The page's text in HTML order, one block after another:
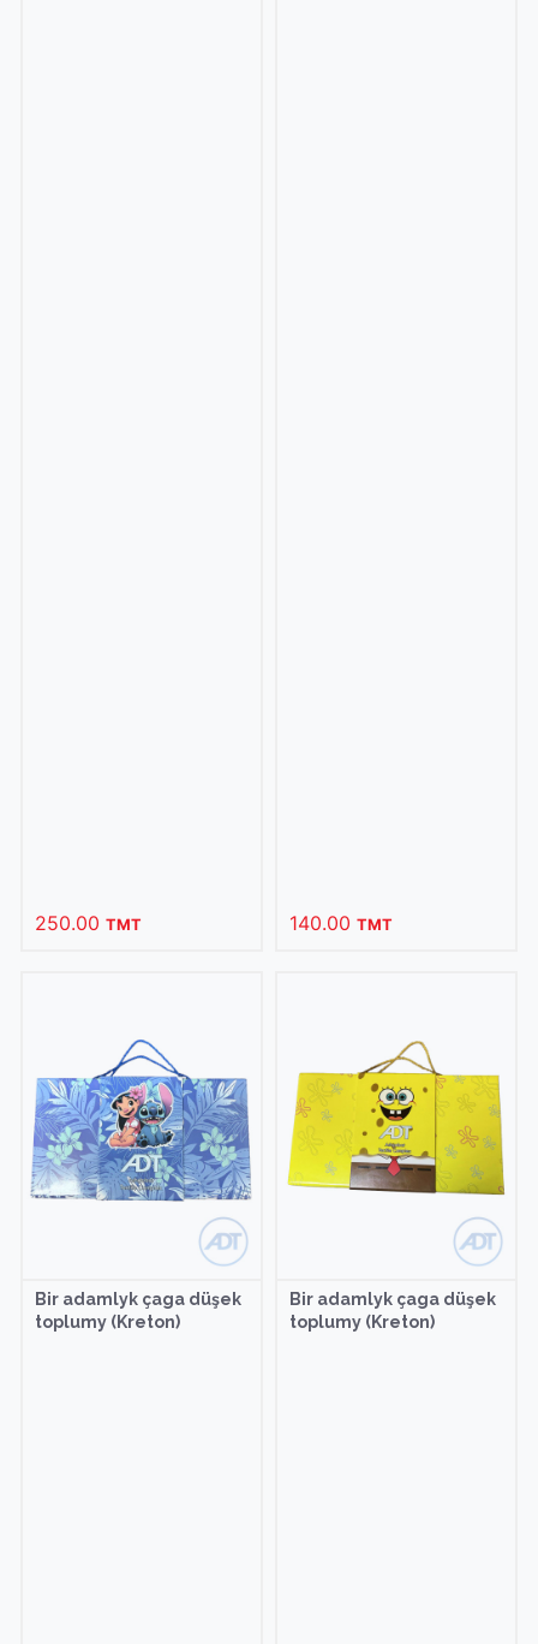
250.00 TMT 140.00 TMT
Bir adamlyk çaga düşek
toplumy (Kreton)
Bir adamlyk çaga düşek
toplumy (Kreton)